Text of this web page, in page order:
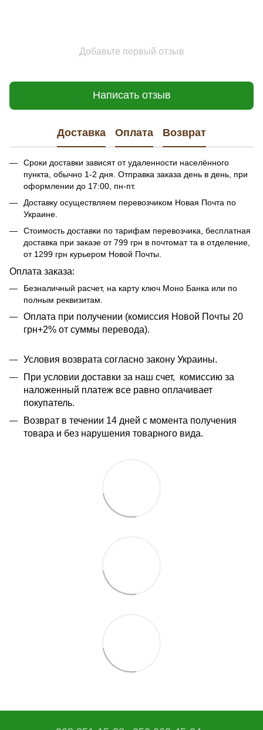
Добавьте первый отзыв
Написать отзыв
Доставка Оплата Возврат
Сроки доставки зависят от удаленности населённого
пункта, обычно 1-2 дня. Отправка заказа день в день, при
оформлении до 17:00, пн-пт.
Доставку осуществляем перевозчиком Новая Почта по
Украине.
Стоимость доставки по тарифам перевозчика, бесплатная
доставка при заказе от 799 грн в почтомат та в отделение,
от 1299 грн курьером Новой Почты.
Оплата заказа:
Безналичный расчет, на карту ключ Моно Банка или по
полным реквизитам.
​​Оплата при получении (комиссия Новой Почты 20
грн+2% от суммы перевода).
Условия возврата согласно закону Украины.
При условии доставки за наш счет, комиссию за
наложенный платеж все равно оплачивает
покупатель.
Возврат в течении 14 дней с момента получения
товара и без нарушения товарного вида.